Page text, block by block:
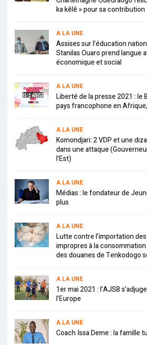
ka kêlê » pour sa contribution
A LA UNE
Assises sur l’éducation
Stanilas Ouaro prend langue
économique et social
A LA UNE
Liberté de la presse 2021 : le
pays francophone en
A LA UNE
Komondjari: 2 VDP et une
dans une attaque
l’Est)
A LA UNE
Médias : le fondateur de
plus
A LA UNE
Lutte contre l’importation
impropres à la
des douanes de Tenkodogo
A LA UNE
1er mai 2021 : l’AJSB
l’Europe
A LA UNE
Coach Issa Deme : la famille